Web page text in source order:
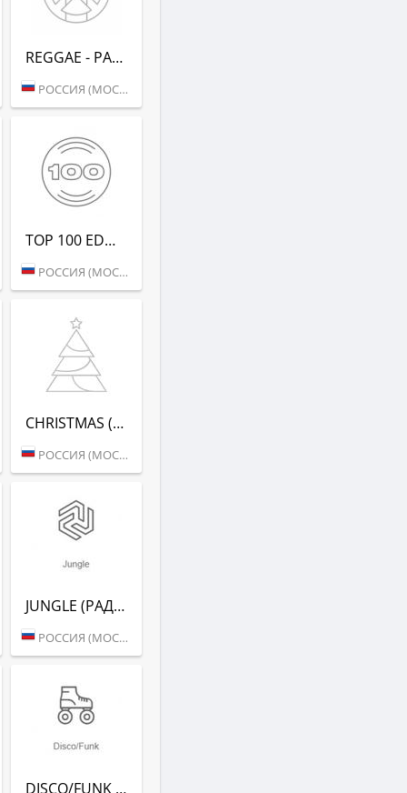
REGGAE - РАДИО РЕКОРД
РОССИЯ (МОСКВА)
TOP 100 EDM (РАДИО РЕКОРД)
РОССИЯ (МОСКВА)
CHRISTMAS (РАДИО РЕКОРД)
РОССИЯ (МОСКВА)
JUNGLE (РАДИО РЕКОРД)
РОССИЯ (МОСКВА)
DISCO/FUNK (РАДИО РЕКОРД)